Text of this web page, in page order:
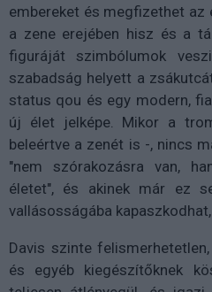
embereket és megfizethet az
a zene erejében hisz és a
figuráját szimbólumok
szabadság helyett a
status qou és egy modern,
új élet jelképe. Mikor a
beleértve a zenét is -, nincs
"nem szórakozásra van,
életet", és akinek már ez
vallásosságába
Davis szinte
és egyéb kiegészítőknek